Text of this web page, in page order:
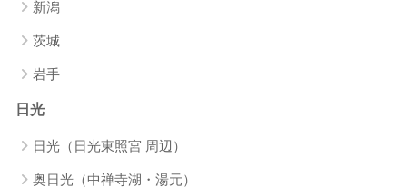
新潟
茨城
岩手
日光
日光（日光東照宮 周辺）
奥日光（中禅寺湖・湯元）